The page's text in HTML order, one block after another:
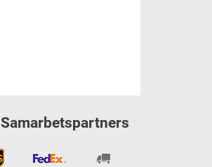
Samarbetspartners